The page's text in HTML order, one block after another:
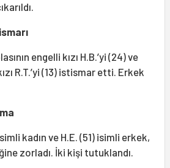
engelli kızı H.B.’yi (24) ve
R.T.’yi (13) istismar etti. Erkek
kadın ve H.E. (51) isimli erkek,
zorladı. İki kişi tutuklandı.